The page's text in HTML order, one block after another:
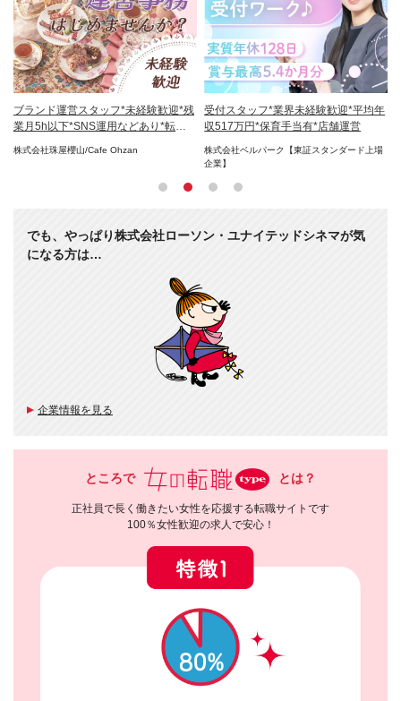
ブランド運営スタッフ*未経験歓迎*残
業月5h以下*SNS運用などあり*転勤
なし
株式会社珠屋櫻山/Cafe Ohzan
受付スタッフ*業界未経験歓迎*平均年
収517万円*保育手当有*店舗運営
株式会社ベルパーク【東証スタンダード上場
企業】
でも、やっぱり株式会社ローソン・ユナイテッドシネマが気
になる方は…
企業情報を見る
ところで とは？
正社員で長く働きたい女性を応援する転職サイトです
100％女性歓迎の求人で安心！